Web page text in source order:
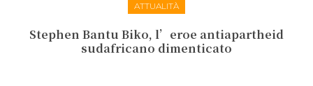
ATTUALITÀ
Stephen Bantu Biko, l’eroe antiapartheid
sudafricano dimenticato